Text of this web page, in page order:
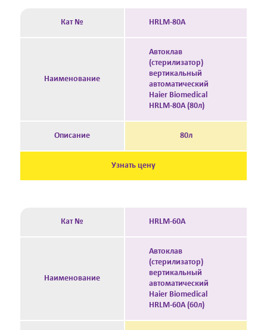
Кат № HRLM-80А
Наименование
Автоклав
(стерилизатор)
вертикальный
автоматический
Haier Biomedical
HRLM-80А (80л)
Описание 80л
Узнать цену
Кат № HRLM-60А
Наименование
Автоклав
(стерилизатор)
вертикальный
автоматический
Haier Biomedical
HRLM-60А (60л)